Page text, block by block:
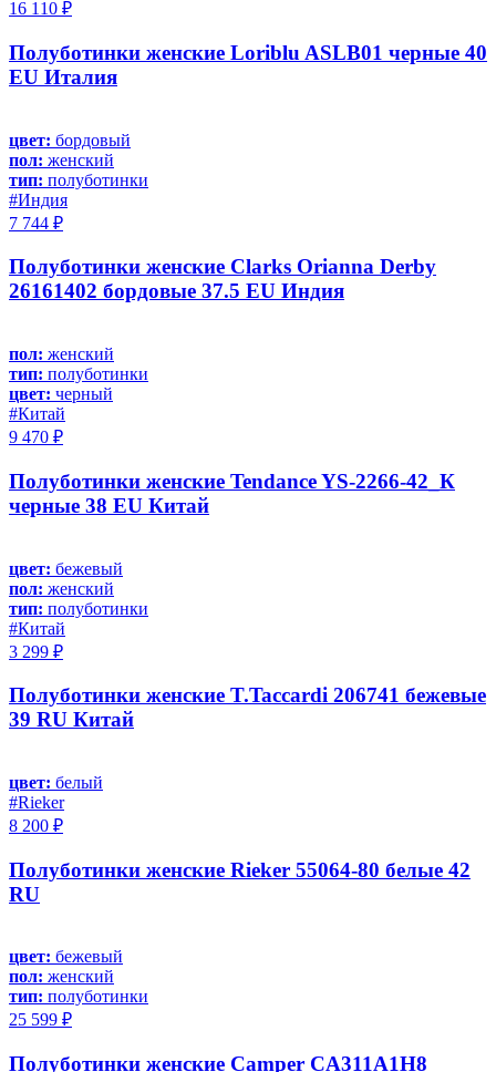
16 110 ₽
Полуботинки женские Loriblu ASLB01 черные 40
EU Италия
цвет: бордовый
пол: женский
тип: полуботинки
#Индия
7 744 ₽
Полуботинки женские Clarks Orianna Derby
26161402 бордовые 37.5 EU Индия
пол: женский
тип: полуботинки
цвет: черный
#Китай
9 470 ₽
Полуботинки женские Tendance YS-2266-42_К
черные 38 EU Китай
цвет: бежевый
пол: женский
тип: полуботинки
#Китай
3 299 ₽
Полуботинки женские T.Taccardi 206741 бежевые
39 RU Китай
цвет: белый
#Rieker
8 200 ₽
Полуботинки женские Rieker 55064-80 белые 42
RU
цвет: бежевый
пол: женский
тип: полуботинки
25 599 ₽
Полуботинки женские Camper CA311A1H8